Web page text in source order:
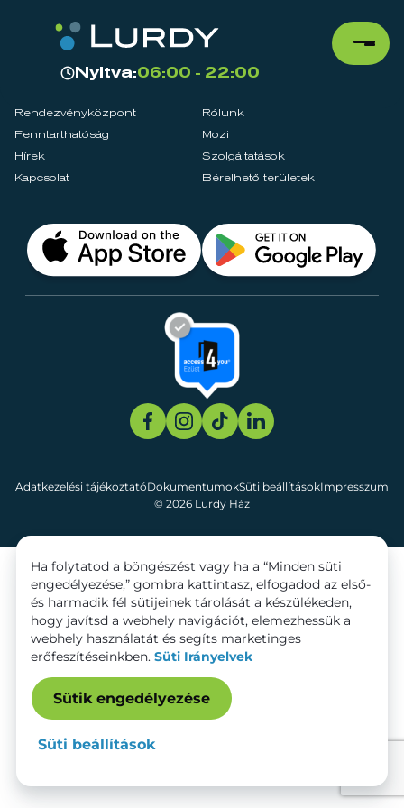
Nyitva:06:00 - 22:00
Rendezvényközpont
Rólunk
Fenntarthatóság
Mozi
Hírek
Szolgáltatások
Kapcsolat
Bérelhető területek
© 2026 Lurdy Ház
Adatkezelési tájékoztatóDokumentumokSüti beállításokImpresszum
Ha folytatod a böngészést vagy ha a “Minden süti
engedélyezése,” gombra kattintasz, elfogadod az első-
és harmadik fél sütijeinek tárolását a készülékeden,
hogy javítsd a webhely navigációt, elemezhessük a
webhely használatát és segíts marketinges
erőfeszítéseinkben. Süti Irányelvek
Sütik engedélyezése
Süti beállítások